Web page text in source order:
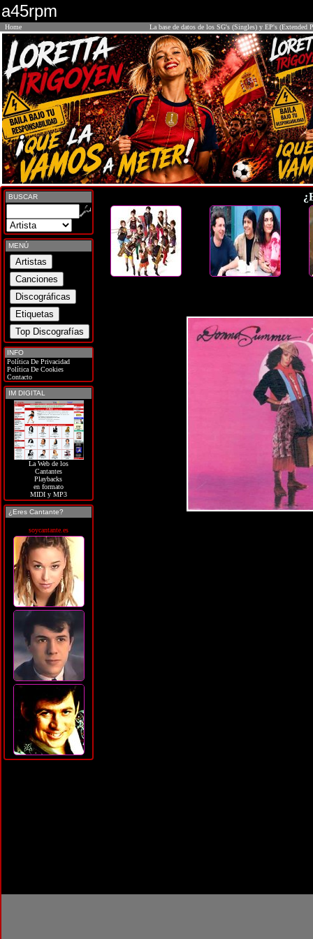
a45rpm
Home La base de datos de los SG's (Singles) y EP's (Extended
BUSCAR
MENÚ
INFO
Política De Privacidad
Política De Cookies
Contacto
IM DIGITAL
La Web de los
Cantantes
Playbacks
en formato
MIDI y MP3
¿Eres Cantante?
soycantante.es